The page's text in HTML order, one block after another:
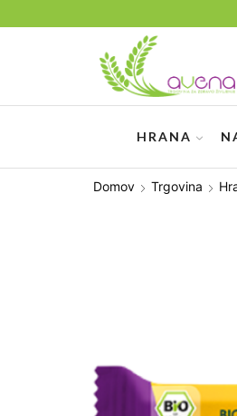
HRANA
Domov Trgovina